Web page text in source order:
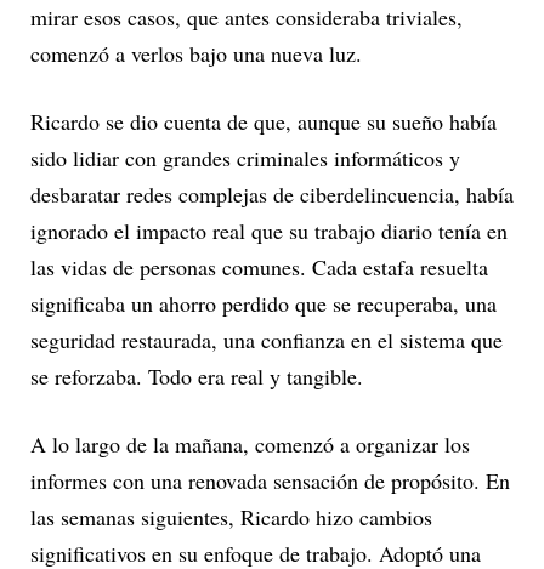
mirar esos casos, que antes consideraba triviales,
comenzó a verlos bajo una nueva luz.
Ricardo se dio cuenta de que, aunque su sueño había
sido lidiar con grandes criminales informáticos y
desbaratar redes complejas de ciberdelincuencia, había
ignorado el impacto real que su trabajo diario tenía en
las vidas de personas comunes. Cada estafa resuelta
significaba un ahorro perdido que se recuperaba, una
seguridad restaurada, una confianza en el sistema que
se reforzaba. Todo era real y tangible.
A lo largo de la mañana, comenzó a organizar los
informes con una renovada sensación de propósito. En
las semanas siguientes, Ricardo hizo cambios
significativos en su enfoque de trabajo. Adoptó una